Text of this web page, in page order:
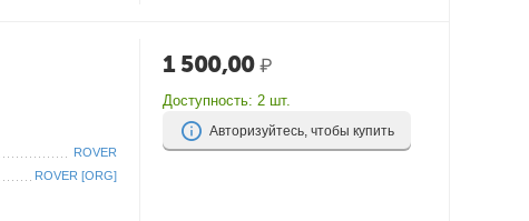
ROVER
ROVER [ORG]
1 500,00 ₽
Доступность: 2 шт.
Авторизуйтесь, чтобы купить